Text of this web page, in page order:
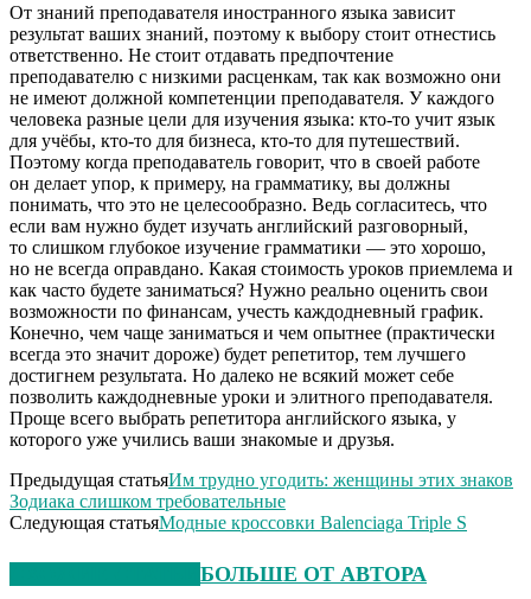
От знаний преподавателя иностранного языка зависит
результат ваших знаний, поэтому к выбору стоит отнестись
ответственно. Не стоит отдавать предпочтение
преподавателю с низкими расценкам, так как возможно они
не имеют должной компетенции преподавателя. У каждого
человека разные цели для изучения языка: кто-то учит язык
для учёбы, кто-то для бизнеса, кто-то для путешествий.
Поэтому когда преподаватель говорит, что в своей работе
он делает упор, к примеру, на грамматику, вы должны
понимать, что это не целесообразно. Ведь согласитесь, что
если вам нужно будет изучать английский разговорный,
то слишком глубокое изучение грамматики — это хорошо,
но не всегда оправдано. Какая стоимость уроков приемлема и
как часто будете заниматься? Нужно реально оценить свои
возможности по финансам, учесть каждодневный график.
Конечно, чем чаще заниматься и чем опытнее (практически
всегда это значит дороже) будет репетитор, тем лучшего
достигнем результата. Но далеко не всякий может себе
позволить каждодневные уроки и элитного преподавателя.
Проще всего выбрать репетитора английского языка, у
которого уже учились ваши знакомые и друзья.
Предыдущая статьяИм трудно угодить: женщины этих знаков
Зодиака слишком требовательные
Следующая статьяМодные кроссовки Balenciaga Triple S
БОЛЬШЕ ОТ АВТОРА